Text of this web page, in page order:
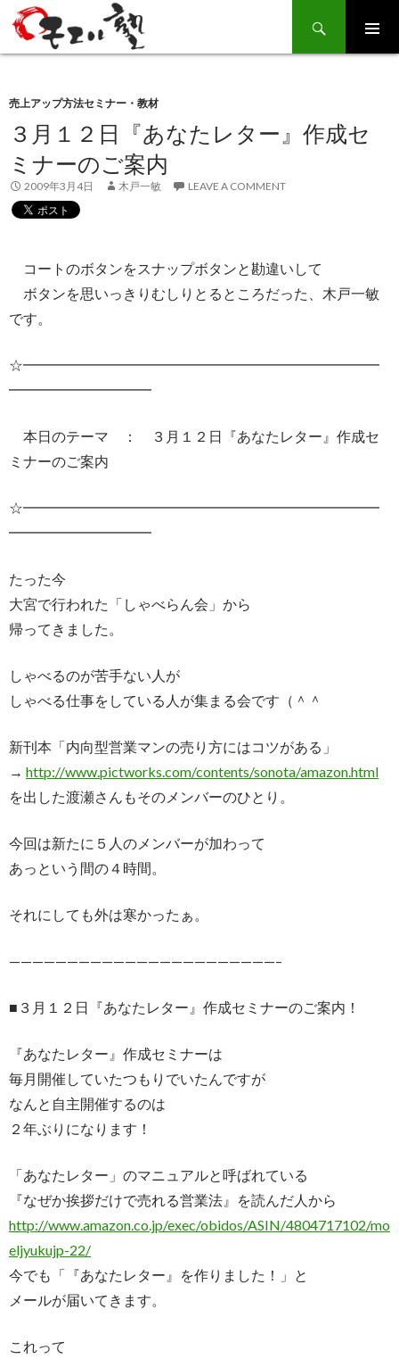
Search
SKIP
TO
売上アップ方法セミナー・教材
３月１２日『あなたレター』作成セ
ミナーのご案内
2009年3月4日 木戸一敏 LEAVE A COMMENT
コートのボタンをスナップボタンと勘違いして
ボタンを思いっきりむしりとるところだった、木戸一敏
です。
☆━━━━━━━━━━━━━━━━━━━━━━━━━
━━━━━━━━━━
本日のテーマ ： ３月１２日『あなたレター』作成セ
ミナーのご案内
☆━━━━━━━━━━━━━━━━━━━━━━━━━
━━━━━━━━━━
たった今
大宮で行われた「しゃべらん会」から
帰ってきました。
しゃべるのが苦手ない人が
しゃべる仕事をしている人が集まる会です（＾＾
新刊本「内向型営業マンの売り方にはコツがある」
→ http://www.pictworks.com/contents/sonota/amazon.html
を出した渡瀬さんもそのメンバーのひとり。
今回は新たに５人のメンバーが加わって
あっという間の４時間。
それにしても外は寒かったぁ。
———————————————————————–
■３月１２日『あなたレター』作成セミナーのご案内！
『あなたレター』作成セミナーは
毎月開催していたつもりでいたんですが
なんと自主開催するのは
２年ぶりになります！
「あなたレター」のマニュアルと呼ばれている
『なぜか挨拶だけで売れる営業法』を読んだ人から
http://www.amazon.co.jp/exec/obidos/ASIN/4804717102/mo
eljyukujp-22/
今でも「『あなたレター』を作りました！」と
メールが届いてきます。
これって